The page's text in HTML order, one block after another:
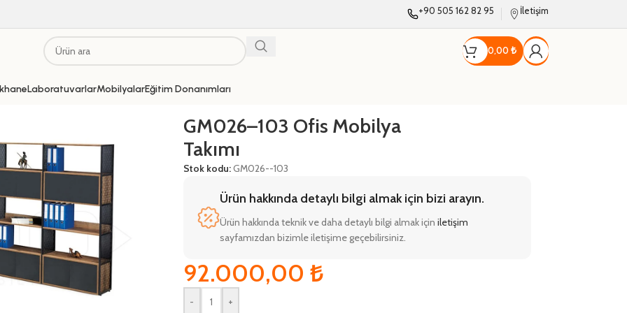
+90 505 162 82 95 İletişim
0,00 ₺
LaboratuvarlarMobilyalarEğitim Donanımları
GM026–103 Ofis Mobilya
Takımı
Stok kodu:GM026--103
Ürün hakkında detaylı bilgi almak için bizi arayın.
Ürün hakkında teknik ve daha detaylı bilgi almak için iletişim
sayfamızdan bizimle iletişime geçebilirsiniz.
92.000,00 ₺
- +